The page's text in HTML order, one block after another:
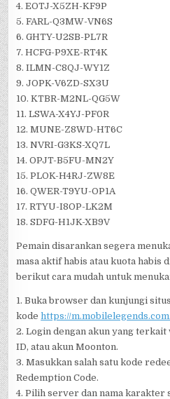
4. EOTJ-X5ZH-KF9P
5. FARL-Q3MW-VN6S
6. GHTY-U2SB-PL7R
7. HCFG-P9XE-RT4K
8. ILMN-C8QJ-WY1Z
9. JOPK-V6ZD-SX3U
10. KTBR-M2NL-QG5W
11. LSWA-X4YJ-PF0R
12. MUNE-Z8WD-HT6C
13. NVRI-G3KS-XQ7L
14. OPJT-B5FU-MN2Y
15. PLOK-H4RJ-ZW8E
16. QWER-T9YU-OP1A
17. RTYU-I8OP-LK2M
18. SDFG-H1JK-XB9V
Pemain disarankan segera
masa aktif habis atau kuota habis
berikut cara mudah untuk
1. Buka browser dan kunjungi
kodehttps://
2. Login dengan akun yang terkait
ID, atau akun Moonton.
3. Masukkan salah satu kode
Redemption Code.
4. Pilih server dan nama karakter